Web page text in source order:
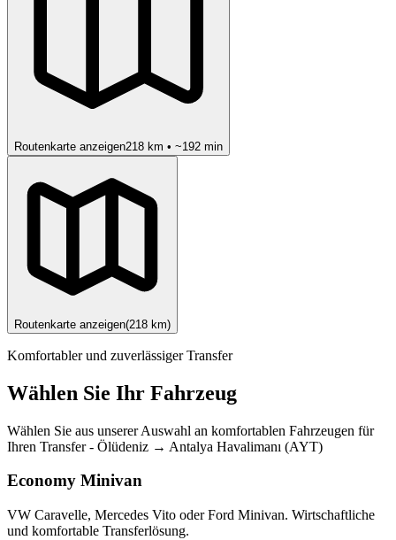
Routenkarte anzeigen218 km • ~192 min
Routenkarte anzeigen(218 km)
Komfortabler und zuverlässiger Transfer
Wählen Sie Ihr Fahrzeug
Wählen Sie aus unserer Auswahl an komfortablen Fahrzeugen für
Ihren Transfer- Ölüdeniz → Antalya Havalimanı (AYT)
Economy Minivan
VW Caravelle, Mercedes Vito oder Ford Minivan. Wirtschaftliche
und komfortable Transferlösung.